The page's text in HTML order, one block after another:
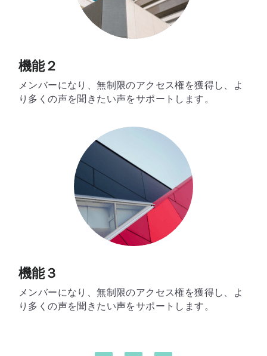
Belisse＋（兵庫）
Rebloom（大阪）
maum（宮崎）
Lible（兵庫）
SoinEstheticLivilla（福岡）
AndPiel（福岡）
RoleSoR（福岡）
Plumeria（京都）
Cheryl Felicia（兵庫）
機能２
メンバーになり、無制限のアクセス権を獲得し、よ
り多くの声を聞きたい声をサポートします。
機能３
メンバーになり、無制限のアクセス権を獲得し、よ
り多くの声を聞きたい声をサポートします。